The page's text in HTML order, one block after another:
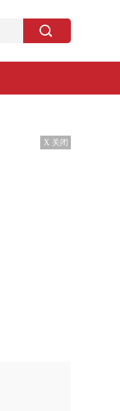
X 关闭